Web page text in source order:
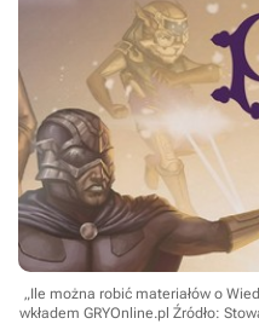
„Ile można robić materiałów o
wkładem GRYOnline.pl Źródło: